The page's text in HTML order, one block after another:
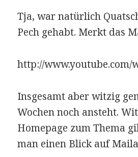
Tja, war natürlich
Pech gehabt. Merkt das
http://www.youtube.com/
Insgesamt aber witzig
Wochen noch ansteht.
Homepage zum Thema
man einen Blick auf